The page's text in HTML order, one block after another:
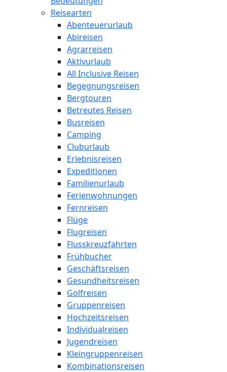
Reisearten
Abenteuerurlaub
Abireisen
Agrarreisen
Aktivurlaub
All Inclusive Reisen
Begegnungsreisen
Bergtouren
Betreutes Reisen
Busreisen
Camping
Cluburlaub
Erlebnisreisen
Expeditionen
Familienurlaub
Ferienwohnungen
Fernreisen
Flüge
Flugreisen
Flusskreuzfahrten
Frühbucher
Geschäftsreisen
Gesundheitsreisen
Golfreisen
Gruppenreisen
Hochzeitsreisen
Individualreisen
Jugendreisen
Kleingruppenreisen
Kombinationsreisen